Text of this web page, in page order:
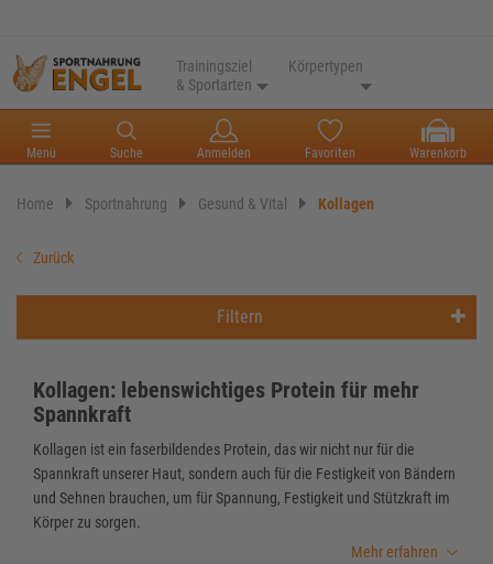
Trainingsziel
& Sportarten
Körpertypen
Menü Suche Anmelden Favoriten Warenkorb
Home Sportnahrung Gesund & Vital Kollagen
Zurück
Filtern
Kollagen: lebenswichtiges Protein für mehr
Spannkraft
Kollagen ist ein faserbildendes Protein, das wir nicht nur für die
Spannkraft unserer Haut, sondern auch für die Festigkeit von Bändern
und Sehnen brauchen, um für Spannung, Festigkeit und Stützkraft im
Körper zu sorgen.
Mehr erfahren